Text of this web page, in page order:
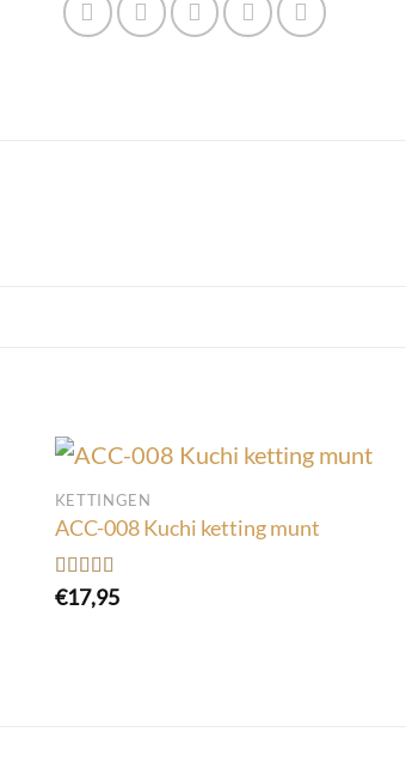
KETTINGEN
ACC-008 Kuchi ketting munt
Gewaardeerd
uit 5
€17,95